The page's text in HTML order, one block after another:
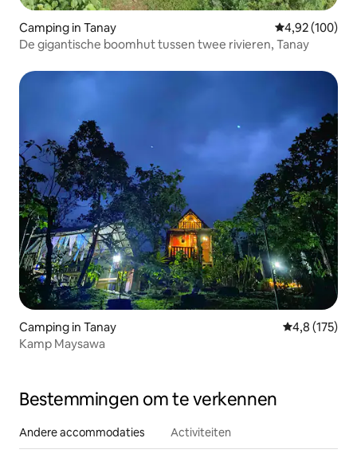
Camping in Tanay Gemiddelde
4,92 (100)
De gigantische boomhut tussen twee rivieren, Tanay
Camping in Tanay Gemiddelde
4,8 (175)
Kamp Maysawa
Bestemmingen om te verkennen
Andere accommodaties Activiteiten